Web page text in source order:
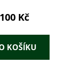
100 Kč
KOŠÍKU